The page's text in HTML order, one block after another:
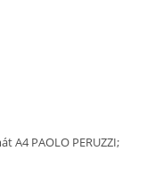
A4 PAOLO PERUZZI;